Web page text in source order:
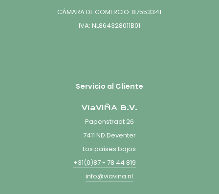
CÁMARA DE COMERCIO: 87553341
IVA: NL864328011B01
Servicio al Cliente
ViaVIÑA B.V.
Papenstraat 26
7411 ND Deventer
Los países bajos
+31(0)87 - 78 44 819
info@viavina.nl